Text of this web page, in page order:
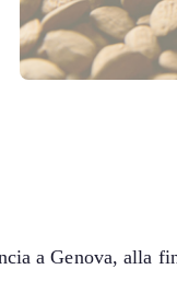
a Genova, alla